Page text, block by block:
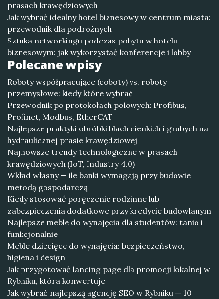
prasach krawędziowych
Jak wybrać idealny hotel biznesowy w centrum miasta:
przewodnik dla podróżnych
Sztuka networkingu podczas pobytu w hotelu
biznesowym: jak wykorzystać konferencje i lobby
Polecane wpisy
Roboty współpracujące (coboty) vs. roboty
przemysłowe: kiedy które wybrać
Przewodnik po protokołach polowych: Profibus,
Profinet, Modbus, EtherCAT
Najlepsze praktyki obróbki blach cienkich i grubych na
hydraulicznej prasie krawędziowej
Najnowsze trendy technologiczne w prasach
krawędziowych (IoT, Industry 4.0)
Wkład własny — ile banki wymagają przy budowie
metodą gospodarczą
Kiedy stosować poręczenie rodzinne lub
zabezpieczenia dodatkowe przy kredycie budowlanym
Najlepsze meble do wynajęcia dla studentów: tanio i
funkcjonalnie
Meble dziecięce do wynajęcia: bezpieczeństwo,
higiena i design
Jak przygotować landing page dla promocji lokalnej w
Rybniku, która konwertuje
Jak wybrać najlepszą agencję SEO w Rybniku — 10